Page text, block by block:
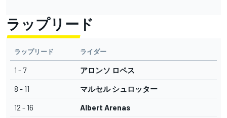
ラップリード
ラップリード ライダー
1 - 7 アロンソ ロペス
8 - 11 マルセル シュロッター
12 - 16 Albert Arenas